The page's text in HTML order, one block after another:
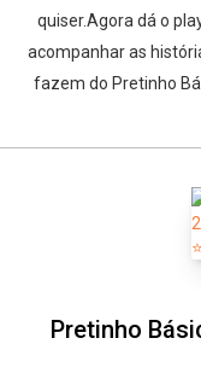
quiser.Agora dá o
acompanhar as
fazem do Pretinho
Pretinho